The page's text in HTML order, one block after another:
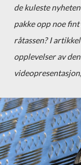
de kuleste
pakke opp noe
råtassen?I
opplevelser av